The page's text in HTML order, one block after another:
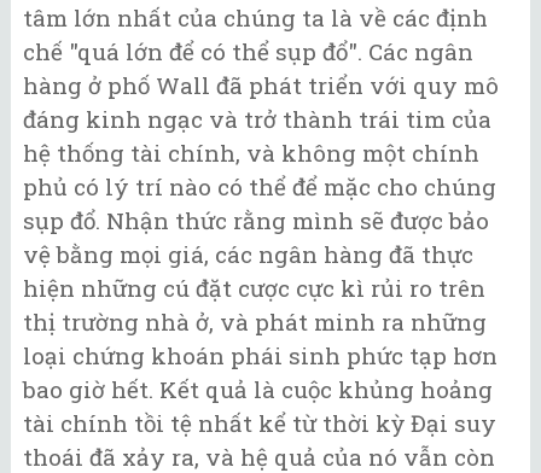
tâm lớn nhất của chúng ta là về các định
chế "quá lớn để có thể sụp đổ". Các ngân
hàng ở phố Wall đã phát triển với quy mô
đáng kinh ngạc và trở thành trái tim của
hệ thống tài chính, và không một chính
phủ có lý trí nào có thể để mặc cho chúng
sụp đổ. Nhận thức rằng mình sẽ được bảo
vệ bằng mọi giá, các ngân hàng đã thực
hiện những cú đặt cược cực kì rủi ro trên
thị trường nhà ở, và phát minh ra những
loại chứng khoán phái sinh phức tạp hơn
bao giờ hết. Kết quả là cuộc khủng hoảng
tài chính tồi tệ nhất kể từ thời kỳ Đại suy
thoái đã xảy ra, và hệ quả của nó vẫn còn